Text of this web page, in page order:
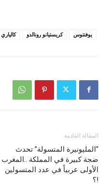
كالياري كريستيانو رونالدو يوفنتوس
المقالة القادمة
“المليونيرة المتسولة” تحدث
ضجة كبيرة في المملكة ..المغرب
الأولى عربياً في عدد المتسولين
!؟